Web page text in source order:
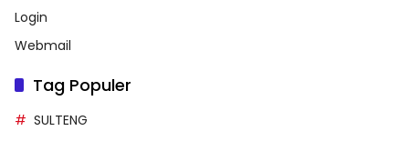
Login
Webmail
Tag Populer
SULTENG